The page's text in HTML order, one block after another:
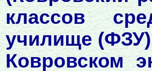
классов
училище
Ковровском